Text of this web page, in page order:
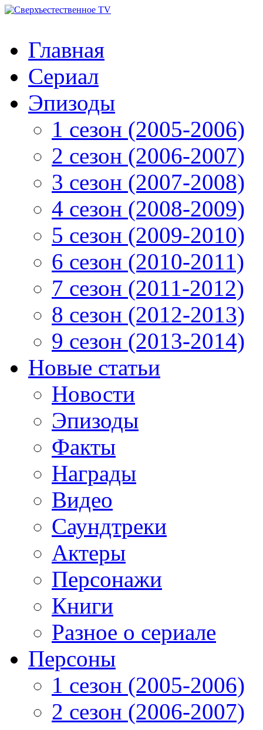
Главная
Сериал
Эпизоды
1 сезон (2005-2006)
2 сезон (2006-2007)
3 сезон (2007-2008)
4 сезон (2008-2009)
5 сезон (2009-2010)
6 сезон (2010-2011)
7 сезон (2011-2012)
8 сезон (2012-2013)
9 сезон (2013-2014)
Новые статьи
Новости
Эпизоды
Факты
Награды
Видео
Саундтреки
Актеры
Персонажи
Книги
Разное о сериале
Персоны
1 сезон (2005-2006)
2 сезон (2006-2007)